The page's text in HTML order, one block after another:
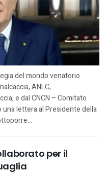
del mondo venatorio
ANLC,
e dal CNCN – Comitato
una lettera al Presidente della
per il